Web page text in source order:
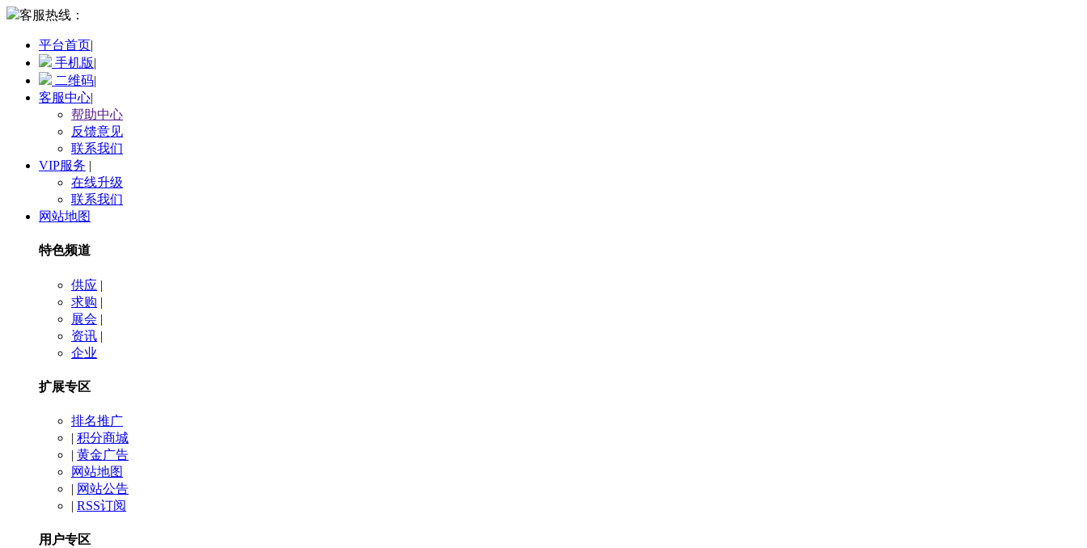
客服热线：
平台首页|
手机版|
二维码|
客服中心|
帮助中心
反馈意见
联系我们
VIP服务 |
在线升级
联系我们
网站地图
特色频道
供应 |
求购 |
展会 |
资讯 |
企业
扩展专区
排名推广
| 积分商城
| 黄金广告
网站地图
| 网站公告
| RSS订阅
用户专区